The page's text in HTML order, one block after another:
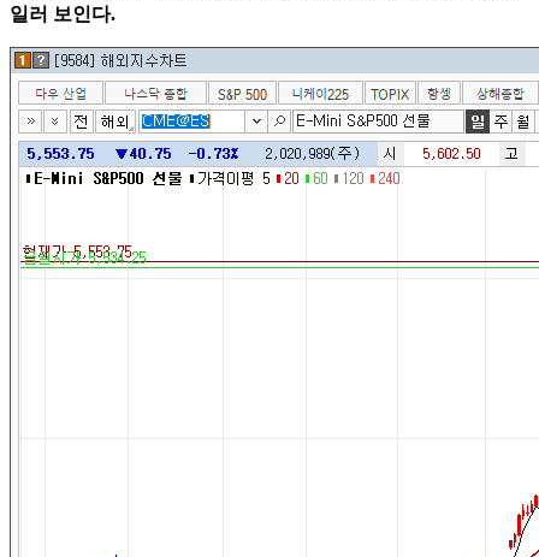
일러 보인다.